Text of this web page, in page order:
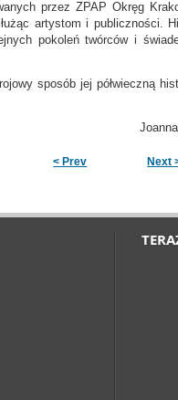
przez ZPAP Okręg
artystom i publiczności.
pokoleń twórców i
sposób jej półwieczną
Okręgu
< Prev Next